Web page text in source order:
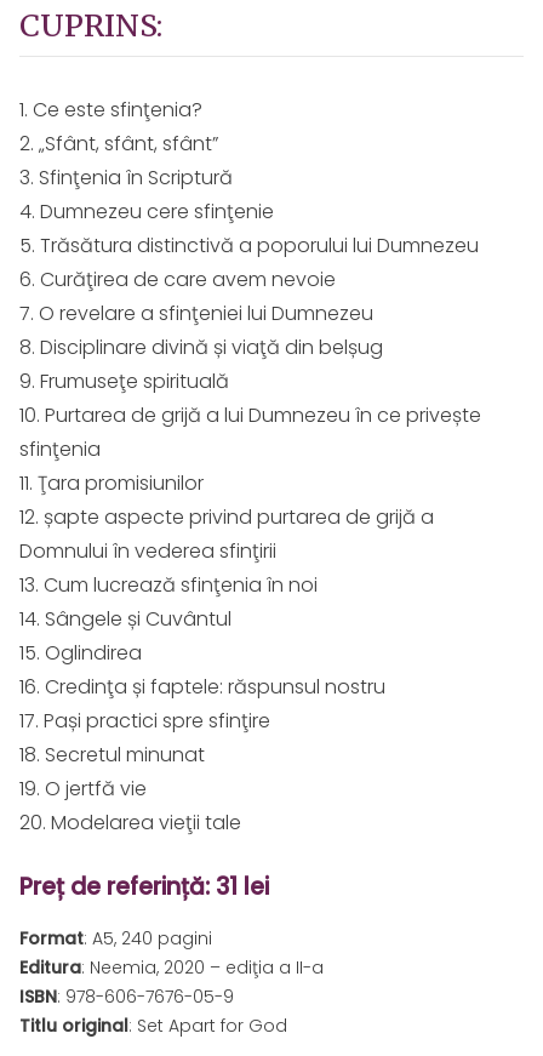
CUPRINS:
1. Ce este sfinţenia?
2. „Sfânt, sfânt, sfânt”
3. Sfinţenia în Scriptură
4. Dumnezeu cere sfinţenie
5. Trăsătura distinctivă a poporului lui Dumnezeu
6. Curăţirea de care avem nevoie
7. O revelare a sfinţeniei lui Dumnezeu
8. Disciplinare divină și viaţă din belșug
9. Frumuseţe spirituală
10. Purtarea de grijă a lui Dumnezeu în ce privește
sfinţenia
11. Ţara promisiunilor
12. șapte aspecte privind purtarea de grijă a
Domnului în vederea sfinţirii
13. Cum lucrează sfinţenia în noi
14. Sângele și Cuvântul
15. Oglindirea
16. Credinţa și faptele: răspunsul nostru
17. Pași practici spre sfinţire
18. Secretul minunat
19. O jertfă vie
20. Modelarea vieţii tale
Preț de referință: 31 lei
Format: A5, 240 pagini
Editura: Neemia, 2020 – ediţia a II-a
ISBN: 978-606-7676-05-9
Titlu original: Set Apart for God